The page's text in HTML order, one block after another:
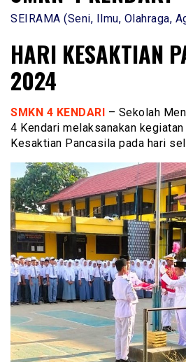
SEIRAMA (Seni, Ilmu, Olahraga,
HARI KESAKTIAN
2024
SMKN 4 KENDARI – Sekolah
4 Kendari melaksanakan
Kesaktian Pancasila pada hari